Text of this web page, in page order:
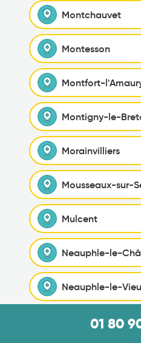
Montchauvet
Montesson
Montfort-
Montigny-le-
Morainvilliers
Mousseaux-sur-
Mulcent
Neauphle-le-
Neauphle-le-
Neauphlette
01 80